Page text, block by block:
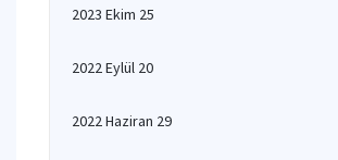
2023 Ekim 25
2022 Eylül 20
2022 Haziran 29